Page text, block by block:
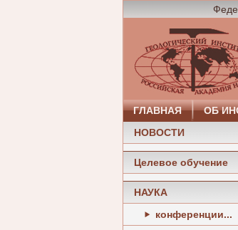
ГЛАВНАЯ ОБ
НОВОСТИ
Целевое обучение
НАУКА
конференции...